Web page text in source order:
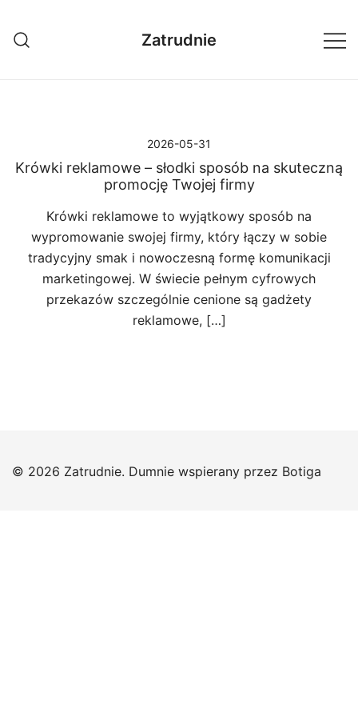
treści
Zatrudnie
2026-05-31
Krówki reklamowe – słodki sposób na skuteczną
promocję Twojej firmy
Krówki reklamowe to wyjątkowy sposób na
wypromowanie swojej firmy, który łączy w sobie
tradycyjny smak i nowoczesną formę komunikacji
marketingowej. W świecie pełnym cyfrowych
przekazów szczególnie cenione są gadżety
reklamowe, […]
© 2026 Zatrudnie. Dumnie wspierany przez Botiga